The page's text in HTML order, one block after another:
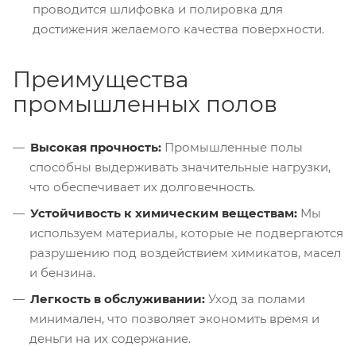
проводится шлифовка и полировка для
достижения желаемого качества поверхности.
Преимущества
промышленных полов
Высокая прочность: Промышленные полы
способны выдерживать значительные нагрузки,
что обеспечивает их долговечность.
Устойчивость к химическим веществам: Мы
используем материалы, которые не подвергаются
разрушению под воздействием химикатов, масел
и бензина.
Легкость в обслуживании: Уход за полами
минимален, что позволяет экономить время и
деньги на их содержание.